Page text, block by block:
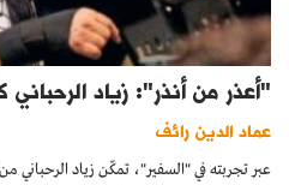
"أعذر من أنذر": زياد
عماد الدين رائف
عبر تجربته في "السفير"، تمكّن زياد الرحباني